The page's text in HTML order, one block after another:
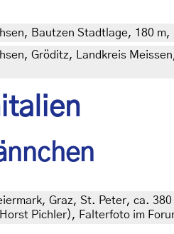
Bautzen Stadtlage, 180
Gröditz, Landkreis
Graz, St. Peter, ca.
Pichler), Falterfoto im